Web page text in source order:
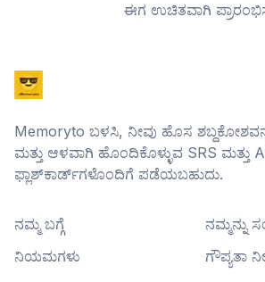
ಈಗ ಉಚಿತವಾಗಿ
Memoryto ಬಳಸಿ, ನೀವು ಹೊಸ
ಮತ್ತು ಆಳವಾಗಿ ಹೊಂದಿಕೊಳ್ಳುವ SRS ಮತ್ತು
ಫ್ಲಾಶ್‌ಕಾರ್ಡ್‌ಗಳೊಂದಿಗೆ ಪಡೆಯಬಹುದು.
ನಮ್ಮ ಬಗ್ಗೆ
ನಮ್ಮನ್ನು
ನಿಯಮಗಳು
ಗೌಪ್ಯತಾ